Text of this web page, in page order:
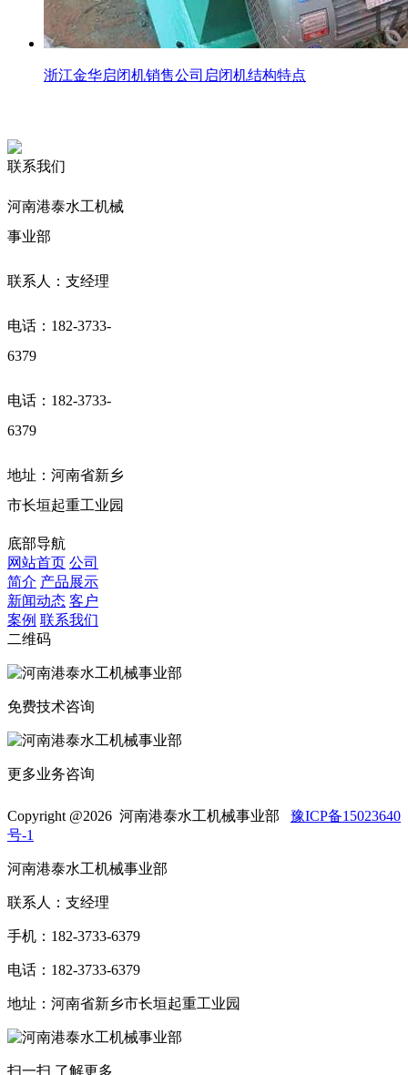
浙江金华启闭机销售公司启闭机结构特点
联系我们
河南港泰水工机械
事业部
联系人：支经理
电话：182-3733-
6379
电话：182-3733-
6379
地址：河南省新乡
市长垣起重工业园
底部导航
网站首页 公司
简介 产品展示
新闻动态 客户
案例 联系我们
二维码
免费技术咨询
更多业务咨询
Copyright @2026 河南港泰水工机械事业部 豫ICP备15023640
号-1
河南港泰水工机械事业部
联系人：支经理
手机：182-3733-6379
电话：182-3733-6379
地址：河南省新乡市长垣起重工业园
扫一扫 了解更多